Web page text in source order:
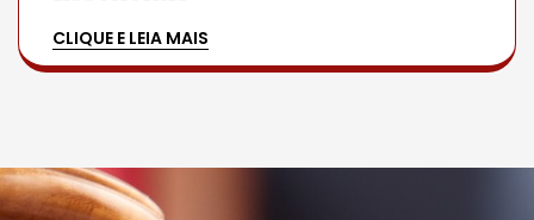
CLIQUE E LEIA MAIS